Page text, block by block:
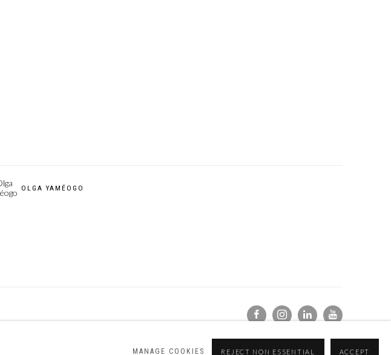
OLGA YAMÉOGO
MANAGE COOKIES REJECT NON ESSENTIAL ACCEPT